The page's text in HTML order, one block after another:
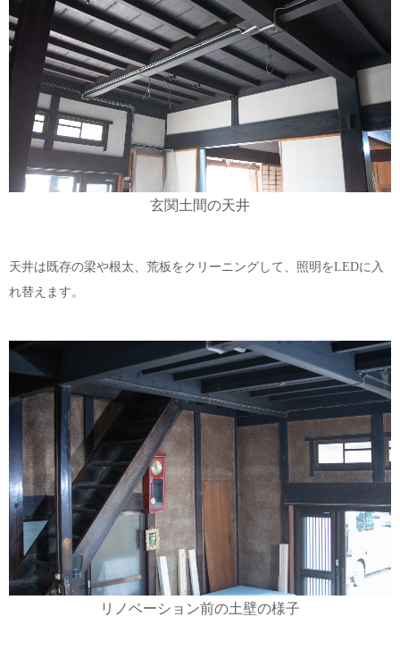
玄関土間の天井
天井は既存の梁や根太、荒板をクリーニングして、照明をLEDに入
れ替えます。
リノベーション前の土壁の様子